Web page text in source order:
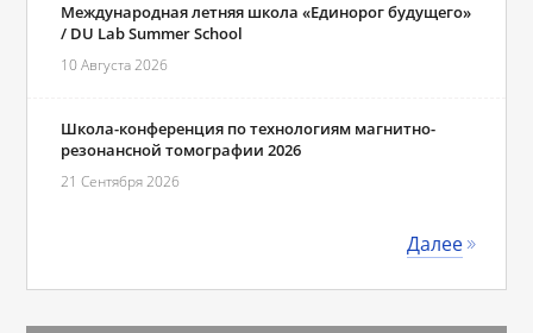
Международная летняя школа «Единорог будущего»
/ DU Lab Summer School
10 Августа 2026
Школа-конференция по технологиям магнитно-
резонансной томографии 2026
21 Сентября 2026
Далее